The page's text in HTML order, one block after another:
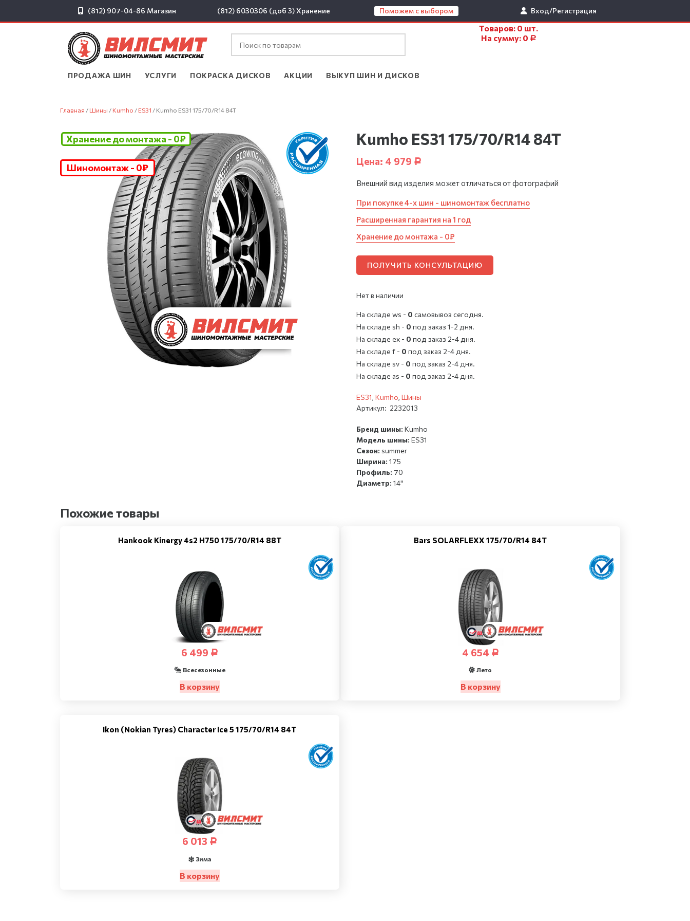
(812) 907-04-86 Магазин (812) 6030306 (доб 3)Хранение Поможем с выбором Вход/Регистрация
Товаров: 0 шт.
На сумму: 0 Р
ПРОДАЖА ШИН УСЛУГИ ПОКРАСКА ДИСКОВ АКЦИИ ВЫКУП ШИН И ДИСКОВ
Главная / Шины / Kumho / ES31 / Kumho ES31 175/70/R14 84T
Шиномонтаж - 0₽
Хранение до монтажа - 0₽ Kumho ES31 175/70/R14 84T
Цена: 4 979 Р
Внешний вид изделия может отличаться от фотографий
При покупке 4-х шин - шиномонтаж бесплатно
Расширенная гарантия на 1 год
Хранение до монтажа - 0₽
ПОЛУЧИТЬ КОНСУЛЬТАЦИЮ
Нет в наличии
На складе ws - 0 cамовывоз сегодня.
На складе sh - 0 под заказ 1-2 дня.
На складе ex - 0 под заказ 2-4 дня.
На складе f - 0 под заказ 2-4 дня.
На складе sv - 0 под заказ 2-4 дня.
На складе as - 0 под заказ 2-4 дня.
ES31,Kumho,Шины
Артикул: 2232013
Бренд шины:Kumho
Модель шины:ES31
Сезон: summer
Ширина:175
Профиль: 70
Диаметр:14''
Похожие товары
Hankook Kinergy 4s2 H750 175/70/R14 88T
6 499 Р
Всесезонные
В корзину
Bars SOLARFLEXX 175/70/R14 84T
4 654 Р
Лето
В корзину
Ikon (Nokian Tyres) Character Ice 5 175/70/R14 84T
6 013 Р
Зима
В корзину